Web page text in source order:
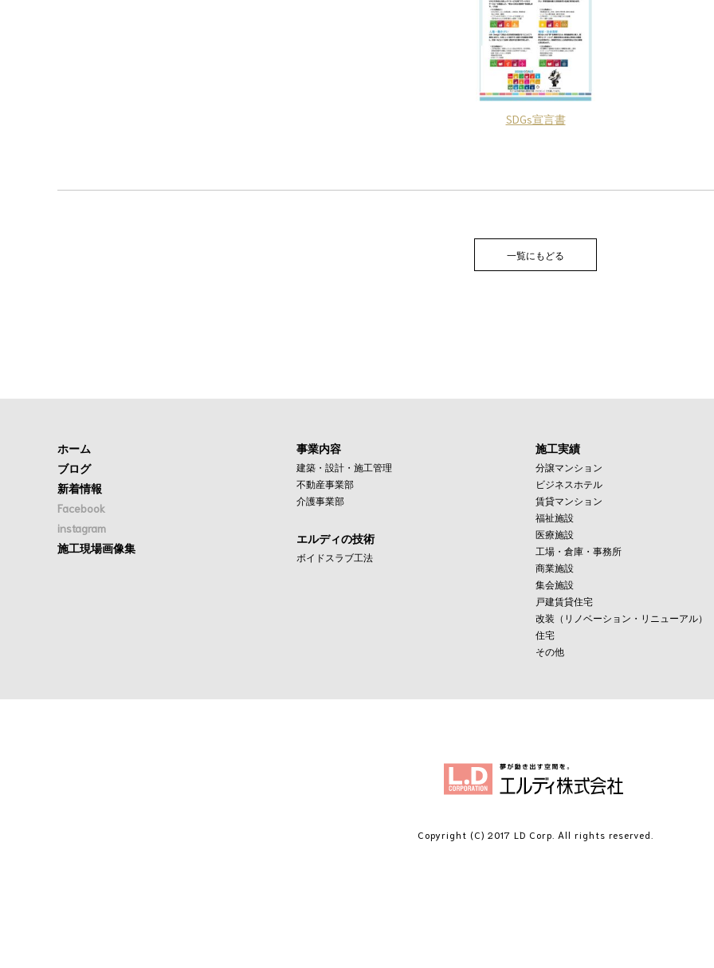
SDGs宣言書
一覧にもどる
ホーム
ブログ
新着情報
Facebook
instagram
施工現場画像集
事業内容
建築・設計・施工管理
不動産事業部
介護事業部
エルディの技術
ボイドスラブ工法
施工実績
分譲マンション
ビジネスホテル
賃貸マンション
福祉施設
医療施設
工場・倉庫・事務所
商業施設
集会施設
戸建賃貸住宅
改装（リノベーション・リニューアル）
住宅
その他
Copyright (C) 2017 LD Corp. All rights reserved.